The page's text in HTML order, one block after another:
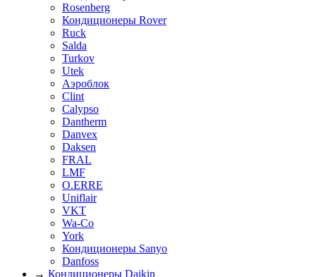
Rosenberg
Кондиционеры Rover
Ruck
Salda
Turkov
Utek
Аэроблок
Clint
Calypso
Dantherm
Danvex
Daksen
FRAL
LMF
O.ERRE
Uniflair
VKT
Wa-Co
York
Кондиционеры Sanyo
Danfoss
→ Кондиционеры Daikin